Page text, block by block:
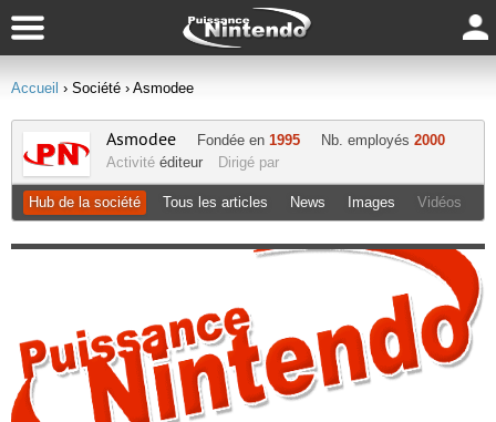
Accueil › Société › Asmodee
Asmodee Fondée en 1995 Nb. employés 2000
Activité éditeur Dirigé par
Hub de la société Tous les articles News Images Vidéos